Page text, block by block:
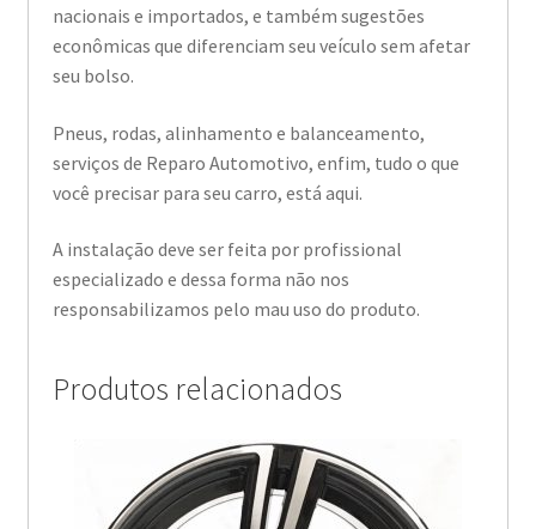
nacionais e importados, e também sugestões
econômicas que diferenciam seu veículo sem afetar
seu bolso.
Pneus, rodas, alinhamento e balanceamento,
serviços de Reparo Automotivo, enfim, tudo o que
você precisar para seu carro, está aqui.
A instalação deve ser feita por profissional
especializado e dessa forma não nos
responsabilizamos pelo mau uso do produto.
Produtos relacionados